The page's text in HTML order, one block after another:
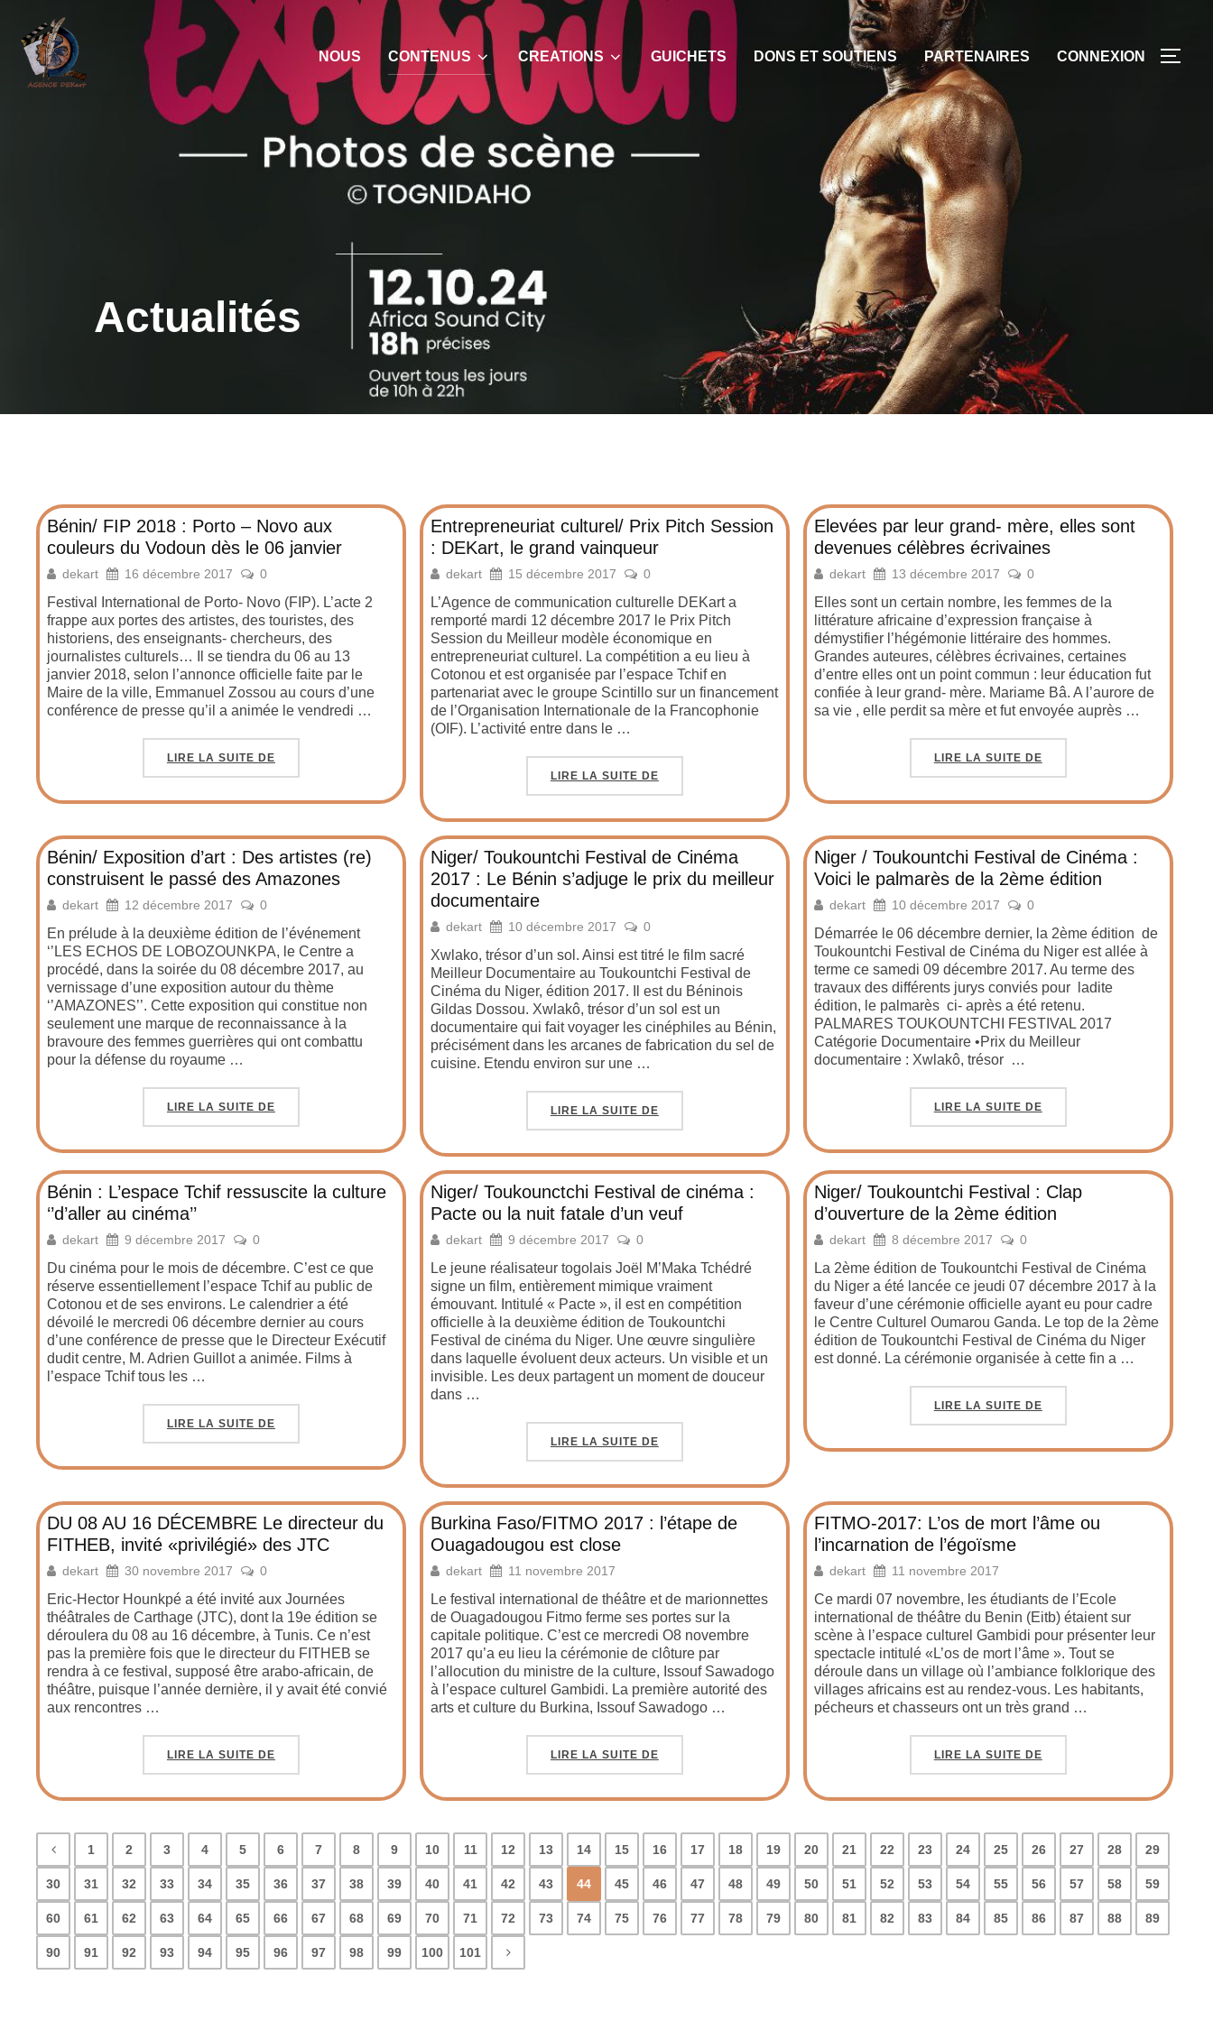
NOUS CONTENUS CREATIONS GUICHETS DONS ET SOUTIENS PARTENAIRES CONNEXION
Actualités
Bénin/ FIP 2018 : Porto – Novo aux
couleurs du Vodoun dès le 06 janvier
dekart 16 décembre 2017 0
Festival International de Porto- Novo (FIP). L’acte 2
frappe aux portes des artistes, des touristes, des
historiens, des enseignants- chercheurs, des
journalistes culturels… Il se tiendra du 06 au 13
janvier 2018, selon l’annonce officielle faite par le
Maire de la ville, Emmanuel Zossou au cours d’une
conférence de presse qu’il a animée le vendredi …
LIRE LA SUITE DE
Entrepreneuriat culturel/ Prix Pitch Session
: DEKart, le grand vainqueur
dekart 15 décembre 2017 0
L’Agence de communication culturelle DEKart a
remporté mardi 12 décembre 2017 le Prix Pitch
Session du Meilleur modèle économique en
entrepreneuriat culturel. La compétition a eu lieu à
Cotonou et est organisée par l’espace Tchif en
partenariat avec le groupe Scintillo sur un financement
de l’Organisation Internationale de la Francophonie
(OIF). L’activité entre dans le …
LIRE LA SUITE DE
Elevées par leur grand- mère, elles sont
devenues célèbres écrivaines
dekart 13 décembre 2017 0
Elles sont un certain nombre, les femmes de la
littérature africaine d’expression française à
démystifier l’hégémonie littéraire des hommes.
Grandes auteures, célèbres écrivaines, certaines
d’entre elles ont un point commun : leur éducation fut
confiée à leur grand- mère. Mariame Bâ. A l’aurore de
sa vie , elle perdit sa mère et fut envoyée auprès …
LIRE LA SUITE DE
Bénin/ Exposition d’art : Des artistes (re)
construisent le passé des Amazones
dekart 12 décembre 2017 0
En prélude à la deuxième édition de l’événement
‘’LES ECHOS DE LOBOZOUNKPA, le Centre a
procédé, dans la soirée du 08 décembre 2017, au
vernissage d’une exposition autour du thème
‘’AMAZONES’’. Cette exposition qui constitue non
seulement une marque de reconnaissance à la
bravoure des femmes guerrières qui ont combattu
pour la défense du royaume …
LIRE LA SUITE DE
Niger/ Toukountchi Festival de Cinéma
2017 : Le Bénin s’adjuge le prix du meilleur
documentaire
dekart 10 décembre 2017 0
Xwlako, trésor d’un sol. Ainsi est titré le film sacré
Meilleur Documentaire au Toukountchi Festival de
Cinéma du Niger, édition 2017. Il est du Béninois
Gildas Dossou. Xwlakô, trésor d’un sol est un
documentaire qui fait voyager les cinéphiles au Bénin,
précisément dans les arcanes de fabrication du sel de
cuisine. Etendu environ sur une …
LIRE LA SUITE DE
Niger / Toukountchi Festival de Cinéma :
Voici le palmarès de la 2ème édition
dekart 10 décembre 2017 0
Démarrée le 06 décembre dernier, la 2ème édition de
Toukountchi Festival de Cinéma du Niger est allée à
terme ce samedi 09 décembre 2017. Au terme des
travaux des différents jurys conviés pour ladite
édition, le palmarès ci- après a été retenu.
PALMARES TOUKOUNTCHI FESTIVAL 2017
Catégorie Documentaire •Prix du Meilleur
documentaire : Xwlakô, trésor …
LIRE LA SUITE DE
Bénin : L’espace Tchif ressuscite la culture
‘’d’aller au cinéma’’
dekart 9 décembre 2017 0
Du cinéma pour le mois de décembre. C’est ce que
réserve essentiellement l’espace Tchif au public de
Cotonou et de ses environs. Le calendrier a été
dévoilé le mercredi 06 décembre dernier au cours
d’une conférence de presse que le Directeur Exécutif
dudit centre, M. Adrien Guillot a animée. Films à
l’espace Tchif tous les …
LIRE LA SUITE DE
Niger/ Toukounctchi Festival de cinéma :
Pacte ou la nuit fatale d’un veuf
dekart 9 décembre 2017 0
Le jeune réalisateur togolais Joël M’Maka Tchédré
signe un film, entièrement mimique vraiment
émouvant. Intitulé « Pacte », il est en compétition
officielle à la deuxième édition de Toukountchi
Festival de cinéma du Niger. Une œuvre singulière
dans laquelle évoluent deux acteurs. Un visible et un
invisible. Les deux partagent un moment de douceur
dans …
LIRE LA SUITE DE
Niger/ Toukountchi Festival : Clap
d’ouverture de la 2ème édition
dekart 8 décembre 2017 0
La 2ème édition de Toukountchi Festival de Cinéma
du Niger a été lancée ce jeudi 07 décembre 2017 à la
faveur d’une cérémonie officielle ayant eu pour cadre
le Centre Culturel Oumarou Ganda. Le top de la 2ème
édition de Toukountchi Festival de Cinéma du Niger
est donné. La cérémonie organisée à cette fin a …
LIRE LA SUITE DE
DU 08 AU 16 DÉCEMBRE Le directeur du
FITHEB, invité «privilégié» des JTC
dekart 30 novembre 2017 0
Eric-Hector Hounkpé a été invité aux Journées
théâtrales de Carthage (JTC), dont la 19e édition se
déroulera du 08 au 16 décembre, à Tunis. Ce n’est
pas la première fois que le directeur du FITHEB se
rendra à ce festival, supposé être arabo-africain, de
théâtre, puisque l’année dernière, il y avait été convié
aux rencontres …
LIRE LA SUITE DE
Burkina Faso/FITMO 2017 : l’étape de
Ouagadougou est close
dekart 11 novembre 2017
Le festival international de théâtre et de marionnettes
de Ouagadougou Fitmo ferme ses portes sur la
capitale politique. C’est ce mercredi O8 novembre
2017 qu’a eu lieu la cérémonie de clôture par
l’allocution du ministre de la culture, Issouf Sawadogo
à l’espace culturel Gambidi. La première autorité des
arts et culture du Burkina, Issouf Sawadogo …
LIRE LA SUITE DE
FITMO-2017: L’os de mort l’âme ou
l’incarnation de l’égoïsme
dekart 11 novembre 2017
Ce mardi 07 novembre, les étudiants de l’Ecole
international de théâtre du Benin (Eitb) étaient sur
scène à l’espace culturel Gambidi pour présenter leur
spectacle intitulé «L’os de mort l’âme ». Tout se
déroule dans un village où l’ambiance folklorique des
villages africains est au rendez-vous. Les habitants,
pécheurs et chasseurs ont un très grand …
LIRE LA SUITE DE
1 2 3 4 5 6 7 8 9 10 11 12 13 14 15 16 17 18 19 20 21 22 23 24 25 26 27 28 29
30 31 32 33 34 35 36 37 38 39 40 41 42 43 44 45 46 47 48 49 50 51 52 53 54 55 56 57 58 59
60 61 62 63 64 65 66 67 68 69 70 71 72 73 74 75 76 77 78 79 80 81 82 83 84 85 86 87 88 89
90 91 92 93 94 95 96 97 98 99 100 101